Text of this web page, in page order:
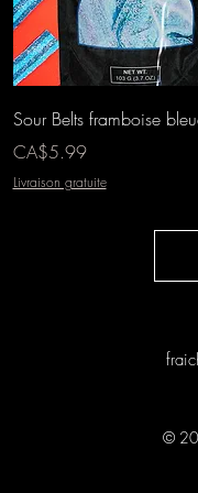
Aperçu rapide
Sour Belts framboise
Prix
CA$5.99
Livraison gratuite
©